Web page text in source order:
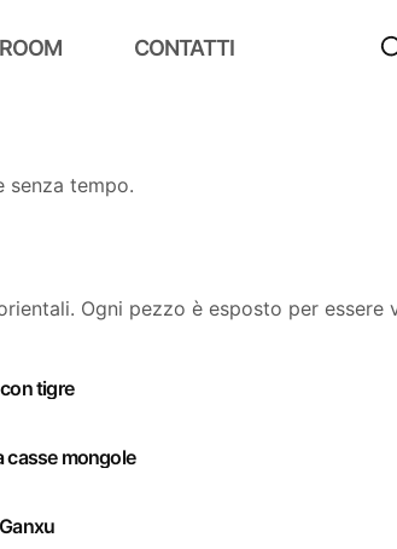
CONTATTI
senza tempo.
Ogni pezzo è esposto per essere
tigre
casse mongole